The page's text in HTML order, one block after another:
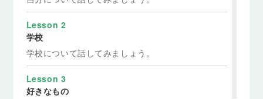
Lesson 2
学校
学校について話してみましょう。
Lesson 3
好きなもの